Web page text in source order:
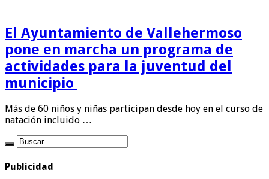
El Ayuntamiento de Vallehermoso
pone en marcha un programa de
actividades para la juventud del
municipio
Más de 60 niños y niñas participan desde hoy en el curso de
natación incluido …
Publicidad